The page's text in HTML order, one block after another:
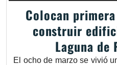
Colocan
construir
Laguna de
El ocho de marzo se vivió